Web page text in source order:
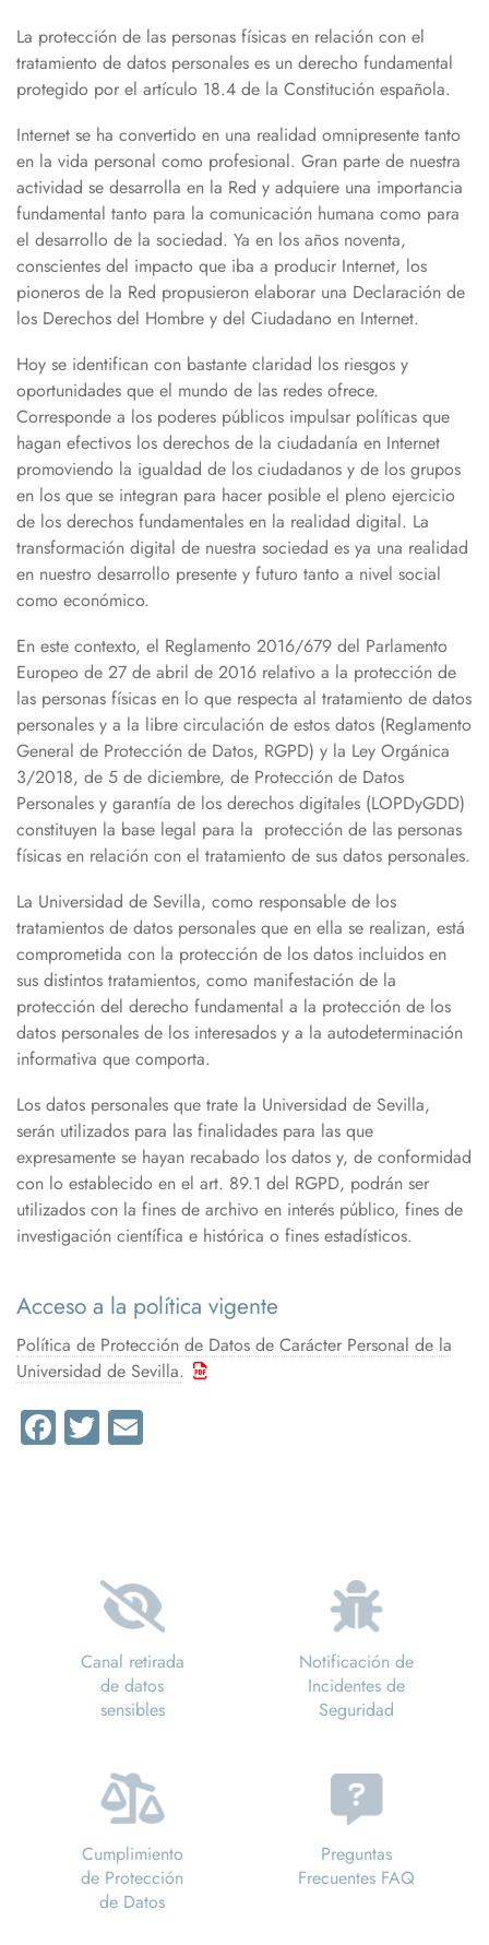
La protección de las personas físicas en relación con el
tratamiento de datos personales es un derecho fundamental
protegido por el artículo 18.4 de la Constitución española.
Internet se ha convertido en una realidad omnipresente tanto
en la vida personal como profesional. Gran parte de nuestra
actividad se desarrolla en la Red y adquiere una importancia
fundamental tanto para la comunicación humana como para
el desarrollo de la sociedad. Ya en los años noventa,
conscientes del impacto que iba a producir Internet, los
pioneros de la Red propusieron elaborar una Declaración de
los Derechos del Hombre y del Ciudadano en Internet.
Hoy se identifican con bastante claridad los riesgos y
oportunidades que el mundo de las redes ofrece.
Corresponde a los poderes públicos impulsar políticas que
hagan efectivos los derechos de la ciudadanía en Internet
promoviendo la igualdad de los ciudadanos y de los grupos
en los que se integran para hacer posible el pleno ejercicio
de los derechos fundamentales en la realidad digital. La
transformación digital de nuestra sociedad es ya una realidad
en nuestro desarrollo presente y futuro tanto a nivel social
como económico.
En este contexto, el Reglamento 2016/679 del Parlamento
Europeo de 27 de abril de 2016 relativo a la protección de
las personas físicas en lo que respecta al tratamiento de datos
personales y a la libre circulación de estos datos (Reglamento
General de Protección de Datos, RGPD) y la Ley Orgánica
3/2018, de 5 de diciembre, de Protección de Datos
Personales y garantía de los derechos digitales (LOPDyGDD)
constituyen la base legal para la protección de las personas
físicas en relación con el tratamiento de sus datos personales.
La Universidad de Sevilla, como responsable de los
tratamientos de datos personales que en ella se realizan, está
comprometida con la protección de los datos incluidos en
sus distintos tratamientos, como manifestación de la
protección del derecho fundamental a la protección de los
datos personales de los interesados y a la autodeterminación
informativa que comporta.
Los datos personales que trate la Universidad de Sevilla,
serán utilizados para las finalidades para las que
expresamente se hayan recabado los datos y, de conformidad
con lo establecido en el art. 89.1 del RGPD, podrán ser
utilizados con la fines de archivo en interés público, fines de
investigación científica e histórica o fines estadísticos.
Acceso a la política vigente
Política de Protección de Datos de Carácter Personal de la
Universidad de Sevilla.
Facebook
Twitter
Canal retirada
de datos
sensibles
Notificación de
Incidentes de
Seguridad
Cumplimiento
de Protección
de Datos
Preguntas
Frecuentes FAQ